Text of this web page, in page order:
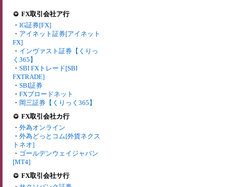
FX取引会社ア行
・ IG証券[FX]
・ アイネット証券[アイネット
FX]
・ インヴァスト証券【くりっ
く365】
・ SBI FXトレード[SBI
FXTRADE]
・ SBI証券
・ FXブロードネット
・ 岡三証券【くりっく365】
FX取引会社カ行
・ 外為オンライン
・ 外為どっとコム[外貨ネクス
トネオ]
・ ゴールデンウェイジャパン
[MT4]
FX取引会社サ行